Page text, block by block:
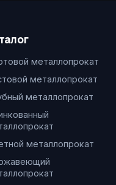
металлопрокат
металлопрокат
металлопрокат
металлопрокат